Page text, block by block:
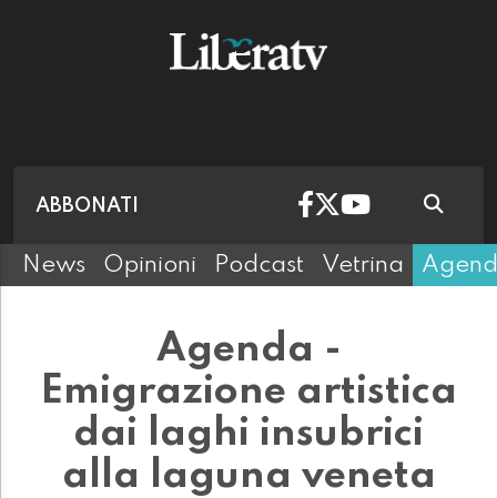
ABBONATI
News Opinioni Podcast Vetrina
Agenda -
Emigrazione artistica
dai laghi insubrici
alla laguna veneta